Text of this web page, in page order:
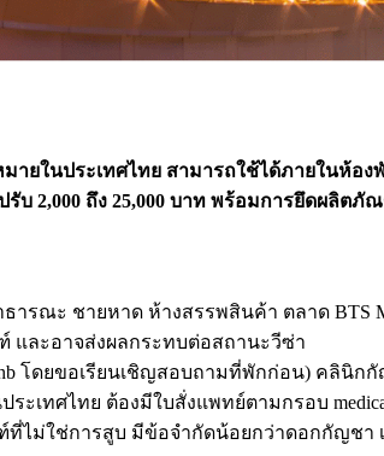
ยในประเทศไทย สามารถใช้ได้ภายในห้
บ 2,000 ถึง 25,000 บาท พร้อมการยึดผลิตภั
ารณะ ชายหาด ห้างสรรพสินค้า ตลาด BTS
และอาจส่งผลกระทบต่อสถานะวีซ่า
โดยขอเรียนเชิญสอบถามที่พักก่อน) คลินิ
เทศไทย ต้องมีใบสั่งแพทย์ตามกรอบ
ไม่ใช่การสูบ มีข้อจำกัดน้อยกว่าดอกกัญชา